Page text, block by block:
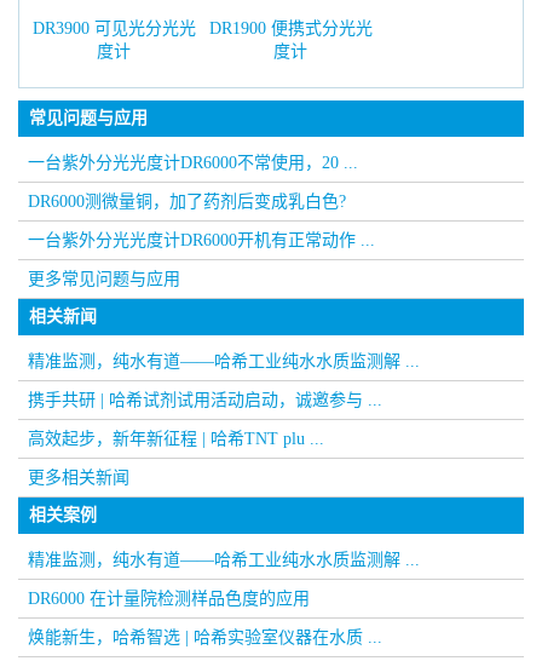
DR3900 可见光分光光
度计
DR1900 便携式分光光
度计
常见问题与应用
一台紫外分光光度计DR6000不常使用，20 ...
DR6000测微量铜，加了药剂后变成乳白色?
一台紫外分光光度计DR6000开机有正常动作 ...
更多常见问题与应用
相关新闻
精准监测，纯水有道——哈希工业纯水水质监测解 ...
携手共研 | 哈希试剂试用活动启动，诚邀参与 ...
高效起步，新年新征程 | 哈希TNT plu ...
更多相关新闻
相关案例
精准监测，纯水有道——哈希工业纯水水质监测解 ...
DR6000 在计量院检测样品色度的应用
焕能新生，哈希智选 | 哈希实验室仪器在水质 ...